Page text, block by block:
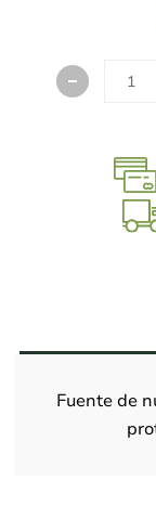
Fuente de